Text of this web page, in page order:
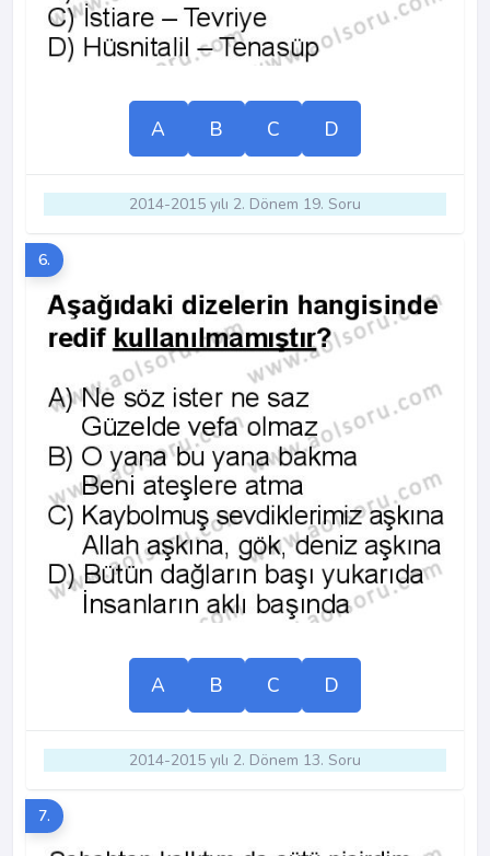
A B C D
2014-2015 yılı 2. Dönem 19. Soru
6.
A B C D
2014-2015 yılı 2. Dönem 13. Soru
7.